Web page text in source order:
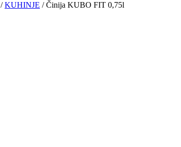
/KUHINJE / Činija KUBO FIT 0,75l